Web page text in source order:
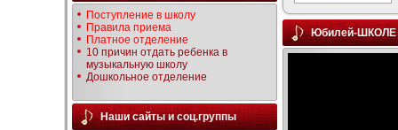
Поступление в школу
Правила приема
Платное отделение
10 причин отдать ребенка в
музыкальную школу
Дошкольное отделение
Наши сайты и соц.группы
Юбилей-ШКОЛЕ